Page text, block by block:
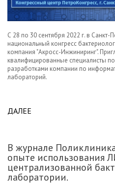
С 28 по 30 сентября 2022 г. в Санкт-
национальный конгресс
компания "Акросс-Инжиниринг".
квалифицированные специалисты
разработками компании по
лабораторий.
ДАЛЕЕ
В журнале
опыте использования
централизованной
лаборатории.